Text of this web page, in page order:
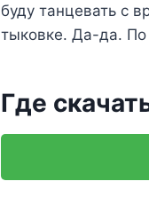
буду танцевать с
тыковке. Да-да. По
Где